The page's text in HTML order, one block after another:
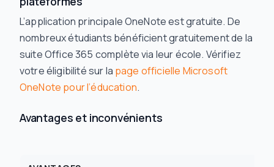
L’application principale OneNote est gratuite. De
nombreux étudiants bénéficient gratuitement de la
suite Office 365 complète via leur école. Vérifiez
votre éligibilité sur la page officielle Microsoft
OneNote pour l’éducation.
Avantages et inconvénients